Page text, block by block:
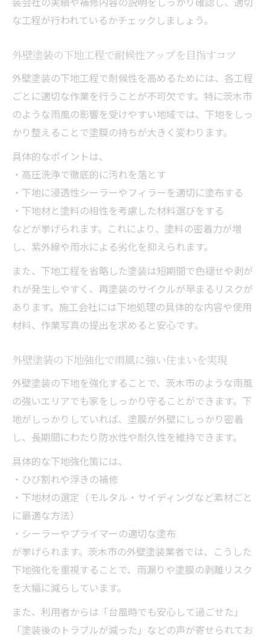
な工程が行われているかチェックしましょう。
外壁塗装の下地工程で耐候性アップを目指すコツ
外壁塗装の下地工程で耐候性を高めるためには、各工程
ごとに適切な作業を行うことが不可欠です。特に茨木市
のような雨風の影響を受けやすい地域では、下地をしっ
かり整えることで塗膜の持ちが大きく変わります。
具体的なポイントは、
・高圧洗浄で徹底的に汚れを落とす
・下地に浸透性シーラーやフィラーを適切に塗布する
・下地材と塗料の相性を考慮した材料選びをする
などが挙げられます。これにより、塗料の密着力が増
し、紫外線や雨水による劣化を抑えられます。
また、下地工程を省略した塗装は短期間で色褪せや剥が
れが発生しやすく、再塗装のサイクルが早まるリスクが
あります。施工会社には下地処理の具体的な内容や使用
材料、作業写真の提出を求めると安心です。
外壁塗装の下地強化で雨風に強い住まいを実現
外壁塗装の下地を強化することで、茨木市のような雨風
の強いエリアでも家をしっかり守ることができます。下
地がしっかりしていれば、塗膜が外壁にしっかり密着
し、長期間にわたり防水性や耐久性を維持できます。
具体的な下地強化策には、
・ひび割れや浮きの補修
・下地材の選定（モルタル・サイディングなど素材ごと
に最適な方法）
・シーラーやプライマーの適切な塗布
が挙げられます。茨木市の外壁塗装業者では、こうした
下地強化を重視することで、雨漏りや塗膜の剥離リスク
を大幅に減らしています。
また、利用者からは「台風時でも安心して過ごせた」
「塗装後のトラブルが減った」などの声が寄せられてお